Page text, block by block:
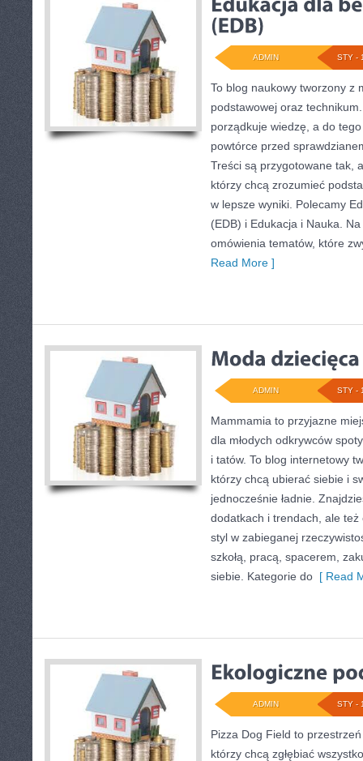
STY -
ADMIN
To blog naukowy tworzony z
podstawowej oraz
porządkuje wiedzę, a do
powtórce przed
Treści są przygotowane tak,
którzy chcą zrozumieć
w lepsze wyniki. Polecamy
(EDB) i Edukacja i Nauka.
omówienia tematów, które
Read More ]
STY -
ADMIN
Mammamia to przyjazne
dla młodych odkrywców
i tatów. To blog internetowy
którzy chcą ubierać siebie i
jednocześnie ładnie.
dodatkach i trendach, ale też
styl w zabieganej
szkołą, pracą, spacerem,
siebie. Kategorie do [ Read
STY -
ADMIN
Pizza Dog Field to
którzy chcą zgłębiać